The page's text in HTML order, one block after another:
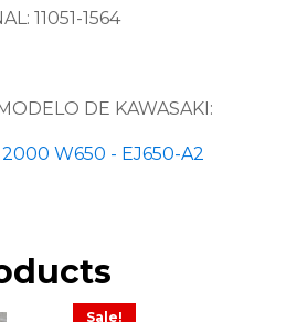
11051-1564
DE KAWASAKI:
W650 - EJ650-A2
Sale!